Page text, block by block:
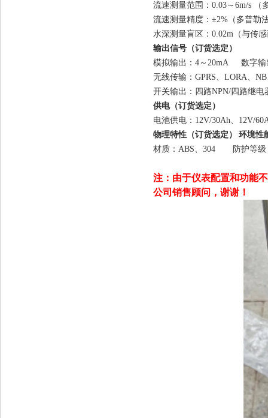
流速测量范围： 0.03 ～ 6m/s
（
流速测量精度： ±2% （多普勒
水深测量盲区： 0.02m （与传
输出信号 （订货选定）
模拟输出： 4～20mA
数字输
无线传输： GPRS、 LORA、NB
开关输出： 四路NPN/四路继电
供电（订货选定）
电池供电 ： 12V/30Ah、12V/
物理特性 （订货选定）
环境性
材质： ABS、 304 防护等级
注：由于仪表配置和功能
公司销售顾问，谢谢！